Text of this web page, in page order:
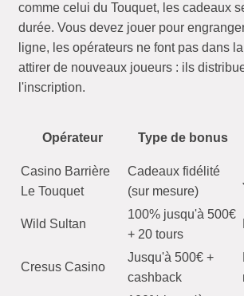
comme celui du Touquet, les cadeaux
durée. Vous devez jouer pour
ligne, les opérateurs ne font pas dans
attirer de nouveaux joueurs : ils
l'inscription.
Opérateur Type de bonus
Casino Barrière
Le Touquet
Cadeaux fidélité
(sur mesure)
Wild Sultan
100% jusqu'à 500€
+ 20 tours
Cresus Casino
Jusqu'à 500€ +
cashback